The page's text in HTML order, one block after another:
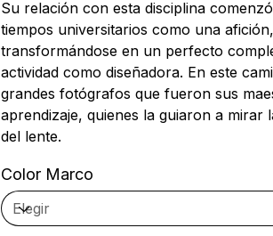
Su relación con esta disciplina
tiempos universitarios como una
transformándose en un perfecto
actividad como diseñadora. En este
grandes fotógrafos que fueron sus
aprendizaje, quienes la guiaron a mirar
del lente.
Color Marco